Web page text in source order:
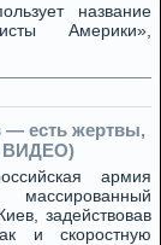
название
Америки»,
— есть жертвы,
ВИДЕО)
армия
задействовав
и скоростную